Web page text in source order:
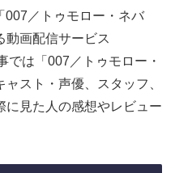
007／トゥモロー・ネバ
動画配信サービス
では「007／トゥモロー・
スト・声優、スタッフ、
に見た人の感想やレビュー